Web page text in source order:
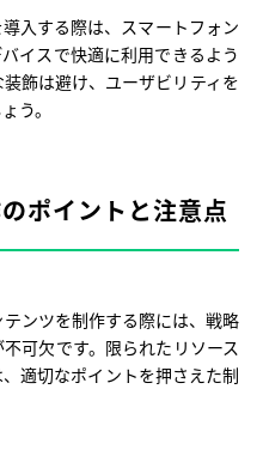
入する際は、スマートフォン
イスで快適に利用できるよう
飾は避け、ユーザビリティを
う。
ポイントと注意点
ンツを制作する際には、戦略
可欠です。限られたリソース
適切なポイントを押さえた制